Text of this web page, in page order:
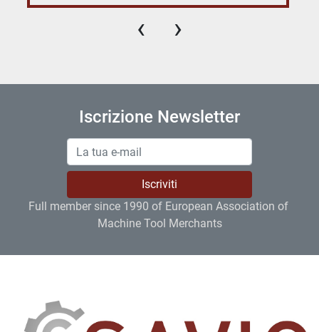
‹ ›
Iscrizione Newsletter
Iscriviti
Full member since 1990 of European Association of
Machine Tool Merchants